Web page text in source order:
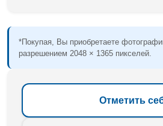
*Покупая, Вы приобретаете
разрешением 2048 × 1365 пикселей.
Отметить